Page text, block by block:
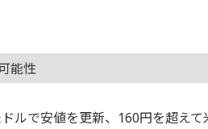
能性
ルで安値を更新、160円を超え